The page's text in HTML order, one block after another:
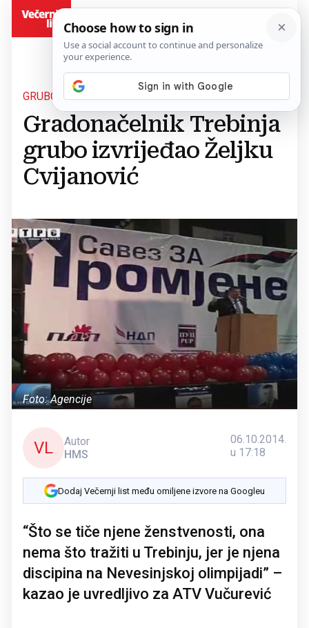
GRUBO PONIZIO ŽENU
Gradonačelnik Trebinja
grubo izvrijeđao Željku
Cvijanović
Foto: Agencije
VL
Autor
HMS
06.10.2014.
u 17:18
Dodaj Večernji list među omiljene izvore na Googleu
“Što se tiče njene ženstvenosti, ona
nema što tražiti u Trebinju, jer je njena
discipina na Nevesinjskoj olimpijadi” –
kazao je uvredljivo za ATV Vučurević